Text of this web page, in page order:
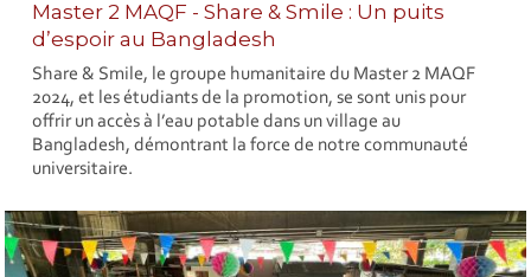
Master 2 MAQF - Share & Smile : Un puits
d’espoir au Bangladesh
Share & Smile, le groupe humanitaire du Master 2 MAQF
2024, et les étudiants de la promotion, se sont unis pour
offrir un accès à l’eau potable dans un village au
Bangladesh, démontrant la force de notre communauté
universitaire.